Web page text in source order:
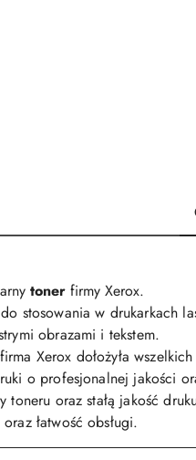
toner firmy Xerox.
stosowania w drukarkach
obrazami i tekstem.
Xerox dołożyła
o profesjonalnej jakości
toneru oraz stałą jakość
łatwość obsługi.